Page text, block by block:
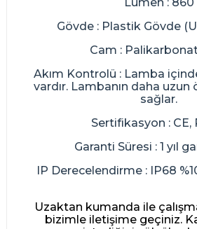
Gövde : Plastik Gövde
Cam :
Akım Kontrolü : Lamba
vardır. Lambanın daha uzun
sağlar.
Sertifikasyon : CE,
Garanti Süresi : 1 yıl
IP Derecelendirme : IP68
Uzaktan kumanda ile
bizimle iletişime geçiniz.